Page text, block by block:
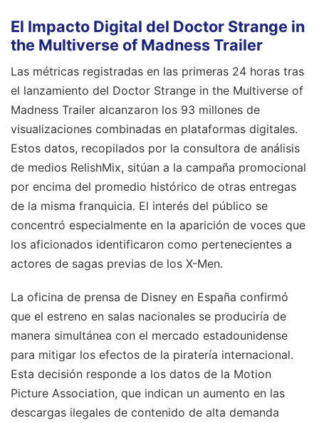
El Impacto Digital del Doctor Strange in
the Multiverse of Madness Trailer
Las métricas registradas en las primeras 24 horas tras
el lanzamiento del Doctor Strange in the Multiverse of
Madness Trailer alcanzaron los 93 millones de
visualizaciones combinadas en plataformas digitales.
Estos datos, recopilados por la consultora de análisis
de medios RelishMix, sitúan a la campaña promocional
por encima del promedio histórico de otras entregas
de la misma franquicia. El interés del público se
concentró especialmente en la aparición de voces que
los aficionados identificaron como pertenecientes a
actores de sagas previas de los X-Men.
La oficina de prensa de Disney en España confirmó
que el estreno en salas nacionales se produciría de
manera simultánea con el mercado estadounidense
para mitigar los efectos de la piratería internacional.
Esta decisión responde a los datos de la Motion
Picture Association, que indican un aumento en las
descargas ilegales de contenido de alta demanda